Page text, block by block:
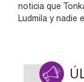
noticia que
Ludmila y nadie